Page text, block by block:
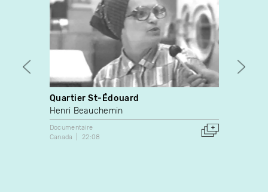
Quartier St-Édouard
Henri Beauchemin
Documentaire
Canada
22:08